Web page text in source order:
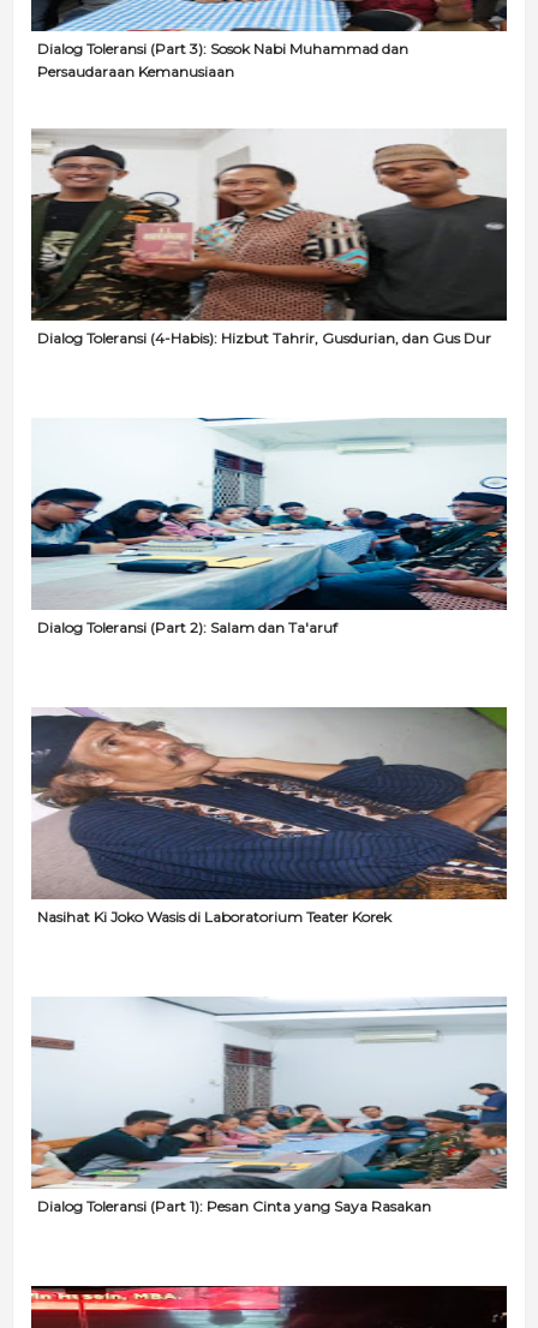
Dialog Toleransi (Part 3): Sosok Nabi Muhammad dan
Persaudaraan Kemanusiaan
Dialog Toleransi (4-Habis): Hizbut Tahrir, Gusdurian, dan Gus Dur
Dialog Toleransi (Part 2): Salam dan Ta'aruf
Nasihat Ki Joko Wasis di Laboratorium Teater Korek
Dialog Toleransi (Part 1): Pesan Cinta yang Saya Rasakan